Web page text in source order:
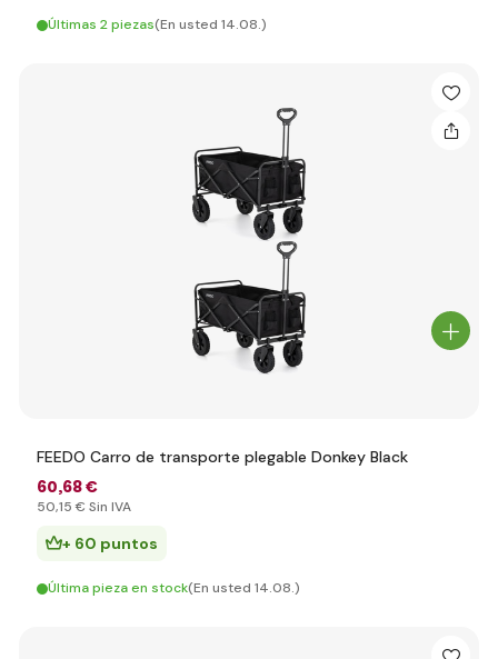
Últimas 2 piezas(En usted 14.08.)
FEEDO Carro de transporte plegable Donkey Black
60,68 €
50,15 € Sin IVA
+ 60 puntos
Última pieza en stock(En usted 14.08.)